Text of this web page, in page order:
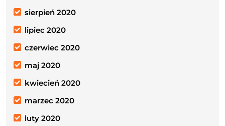
sierpień 2020
lipiec 2020
czerwiec 2020
maj 2020
kwiecień 2020
marzec 2020
luty 2020